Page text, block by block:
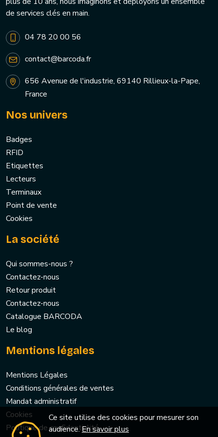
de services clés en main.
04 78 20 00 56
contact@barcoda.fr
656 Avenue de l'industrie, 69140 Rillieux-la-Pape,
France
Nos univers
Badges
RFID
Etiquettes
Lecteurs
Terminaux
Point de vente
Cookies
La société
Qui sommes-nous ?
Contactez-nous
Retour produit
Contactez-nous
Catalogue BARCODA
Le blog
Mentions légales
Mentions Légales
Conditions générales de ventes
Mandat administratif
Cookies
Politique de confidentialité
Ce site utilise des cookies pour mesurer son
audience.En savoir plus